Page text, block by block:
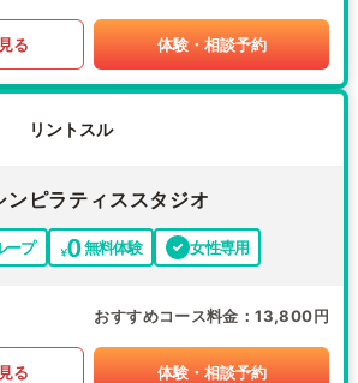
る 体験・相談予約
リントスル
ンピラティススタジオ
ープ 無料体験 女性専用
おすすめコース料金 13,800円
る 体験・相談予約